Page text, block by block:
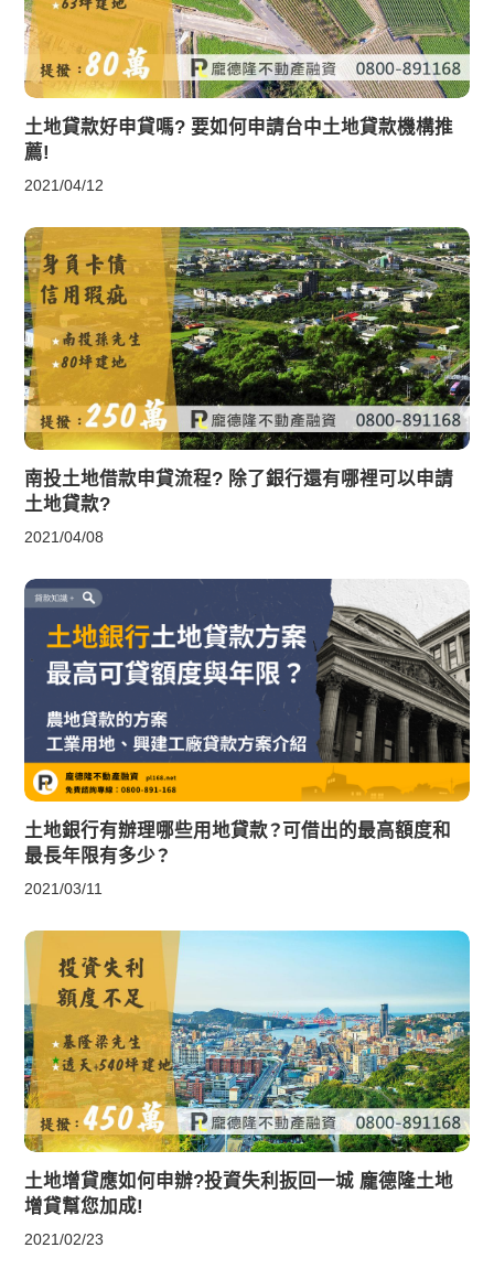
土地貸款好申貸嗎? 要如何申請台中土地貸款機構推
薦!
2021/04/12
南投土地借款申貸流程? 除了銀行還有哪裡可以申請
土地貸款?
2021/04/08
土地銀行有辦理哪些用地貸款？可借出的最高額度和
最長年限有多少？
2021/03/11
土地增貸應如何申辦?投資失利扳回一城 龐德隆土地
增貸幫您加成!
2021/02/23